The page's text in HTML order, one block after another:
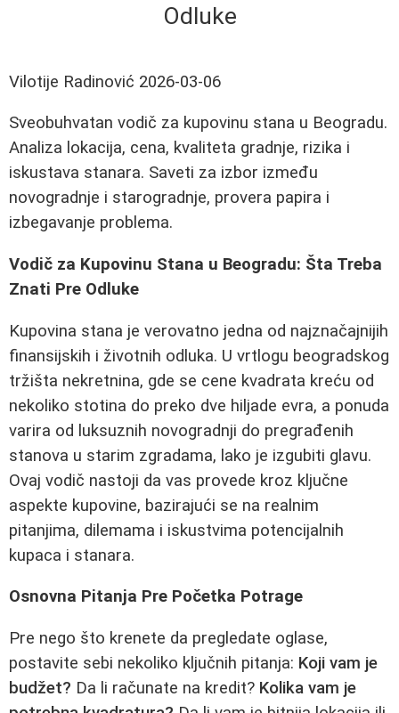
Odluke
Vilotije Radinović 2026-03-06
Sveobuhvatan vodič za kupovinu stana u Beogradu.
Analiza lokacija, cena, kvaliteta gradnje, rizika i
iskustava stanara. Saveti za izbor između
novogradnje i starogradnje, provera papira i
izbegavanje problema.
Vodič za Kupovinu Stana u Beogradu: Šta Treba
Znati Pre Odluke
Kupovina stana je verovatno jedna od najznačajnijih
finansijskih i životnih odluka. U vrtlogu beogradskog
tržišta nekretnina, gde se cene kvadrata kreću od
nekoliko stotina do preko dve hiljade evra, a ponuda
varira od luksuznih novogradnji do pregrađenih
stanova u starim zgradama, lako je izgubiti glavu.
Ovaj vodič nastoji da vas provede kroz ključne
aspekte kupovine, bazirajući se na realnim
pitanjima, dilemama i iskustvima potencijalnih
kupaca i stanara.
Osnovna Pitanja Pre Početka Potrage
Pre nego što krenete da pregledate oglase,
postavite sebi nekoliko ključnih pitanja: Koji vam je
budžet? Da li računate na kredit? Kolika vam je